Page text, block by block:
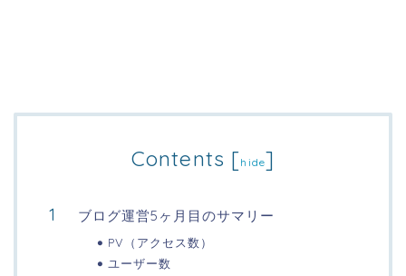
Contents [hide]
ブログ運営5ヶ月目のサマリー
PV（アクセス数）
ユーザー数